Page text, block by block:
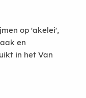
op 'akelei',
en
in het Van